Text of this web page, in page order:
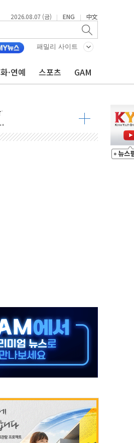
2026.08.07 (금) | ENG | 中文
패밀리 사이트
·연예 스포츠 GAM
시동
보유"
어"
한 없어"
크·피그마·앱러빈↓
논의"
지털·샌디스크↓